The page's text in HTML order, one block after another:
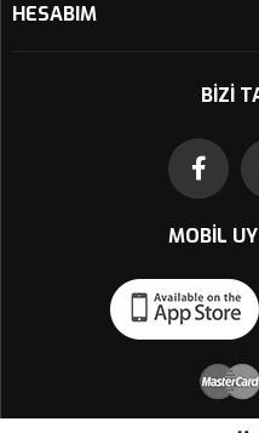
HESABIM
BIZI
MOBIL